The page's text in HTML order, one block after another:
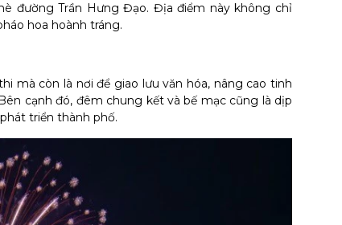
đường Trần Hưng Đạo. Địa điểm này không chỉ
hoa hoành tráng.
mà còn là nơi để giao lưu văn hóa, nâng cao tinh
cạnh đó, đêm chung kết và bế mạc cũng là dịp
triển thành phố.